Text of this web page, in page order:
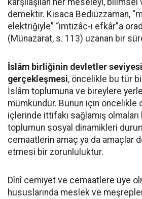
karşılaşılan her meseleyi,
demektir. Kısaca Bediüzzaman,
elektriğiyle” “imtizâc-ı efkâr”a
(Münazarat, s. 113) uzanan bir
İslâm birliğinin devletler
gerçekleşmesi, öncelikle bu tür
İslâm toplumuna ve bireylere
mümkündür. Bunun için öncelikle
içlerinde ittifakı sağlamış olmaları
toplumun sosyal dinamikleri
cemaatlerin amaç ya da amaçlar
etmesi bir zorunluluktur.
Dînî cemiyet ve cemaatlere üye
hususlarında meslek ve